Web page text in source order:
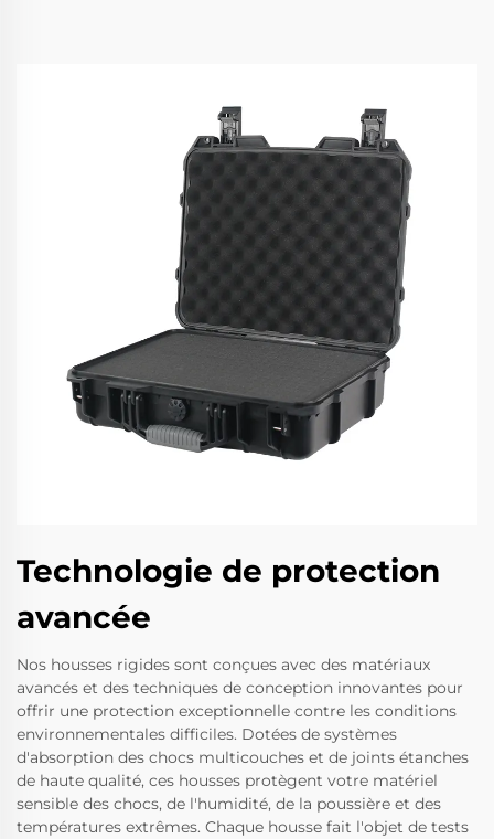
Technologie de protection
avancée
Nos housses rigides sont conçues avec des matériaux
avancés et des techniques de conception innovantes pour
offrir une protection exceptionnelle contre les conditions
environnementales difficiles. Dotées de systèmes
d'absorption des chocs multicouches et de joints étanches
de haute qualité, ces housses protègent votre matériel
sensible des chocs, de l'humidité, de la poussière et des
températures extrêmes. Chaque housse fait l'objet de tests